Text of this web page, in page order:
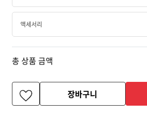
액세서리
총 상품 금액
장바구니